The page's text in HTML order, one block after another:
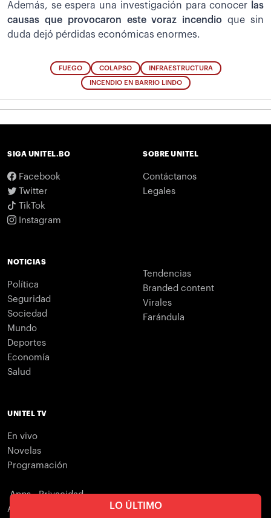
LO ÚLTIMO
Además, se espera una investigación para conocer las
causas que provocaron este voraz incendioque sin
duda dejó pérdidas económicas enormes.
FUEGO COLAPSO INFRAESTRUCTURA
INCENDIO EN BARRIO LINDO
SIGA UNITEL.BO
Facebook
Twitter
TikTok
Instagram
SOBRE UNITEL
Contáctanos
Legales
NOTICIAS
Política
Seguridad
Sociedad
Mundo
Deportes
Economía
Salud
Tendencias
Branded content
Virales
Farándula
UNITEL TV
En vivo
Novelas
Programación
Apps - Privacidad
Apps - Condiciones